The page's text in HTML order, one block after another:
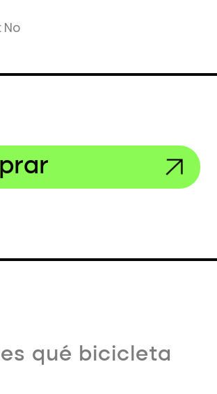
: No
qué bicicleta